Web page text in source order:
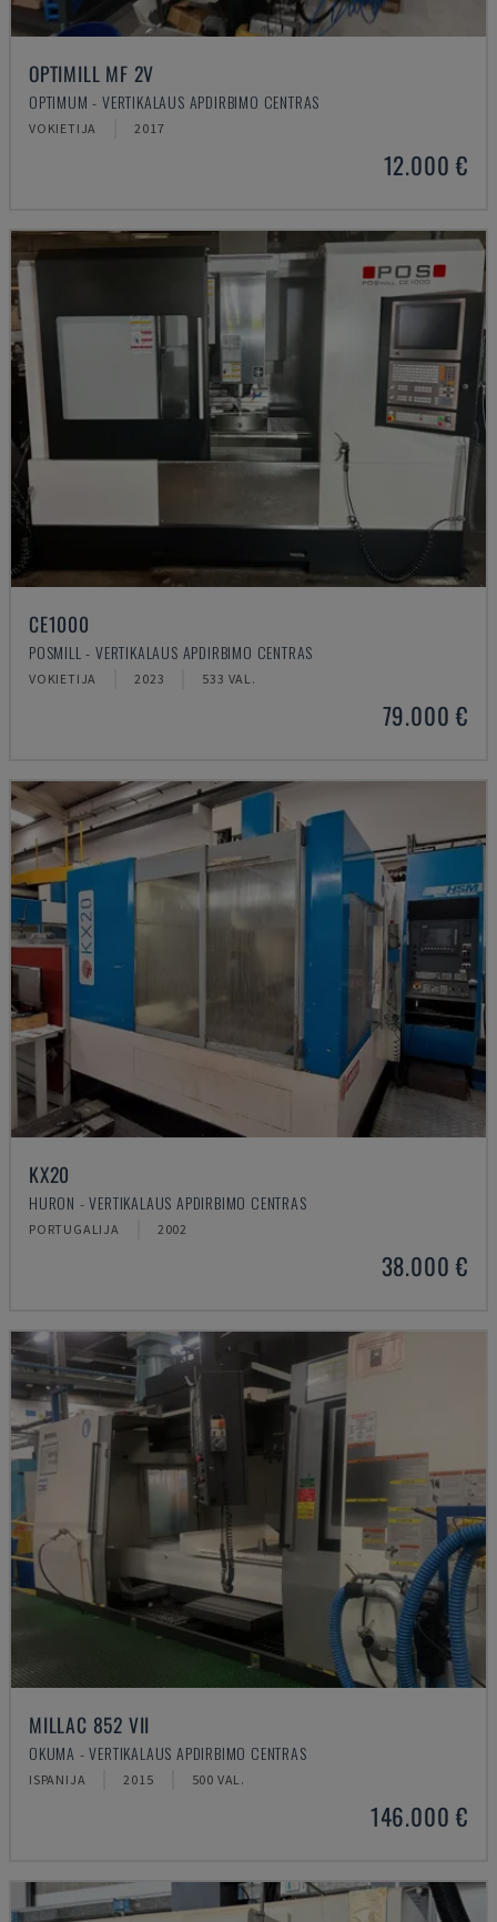
OPTIMILL MF 2V
OPTIMUM - VERTIKALAUS APDIRBIMO CENTRAS
VOKIETIJA 2017
12.000 €
CE1000
POSMILL - VERTIKALAUS APDIRBIMO CENTRAS
VOKIETIJA 2023 533 VAL.
79.000 €
KX20
HURON - VERTIKALAUS APDIRBIMO CENTRAS
PORTUGALIJA 2002
38.000 €
MILLAC 852 VII
OKUMA - VERTIKALAUS APDIRBIMO CENTRAS
ISPANIJA 2015 500 VAL.
146.000 €